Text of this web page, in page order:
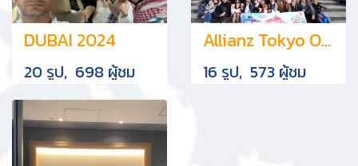
DUBAI 2024
20 รูป, 698 ผู้ชม
Allianz Tokyo Osaka
16 รูป, 573 ผู้ชม